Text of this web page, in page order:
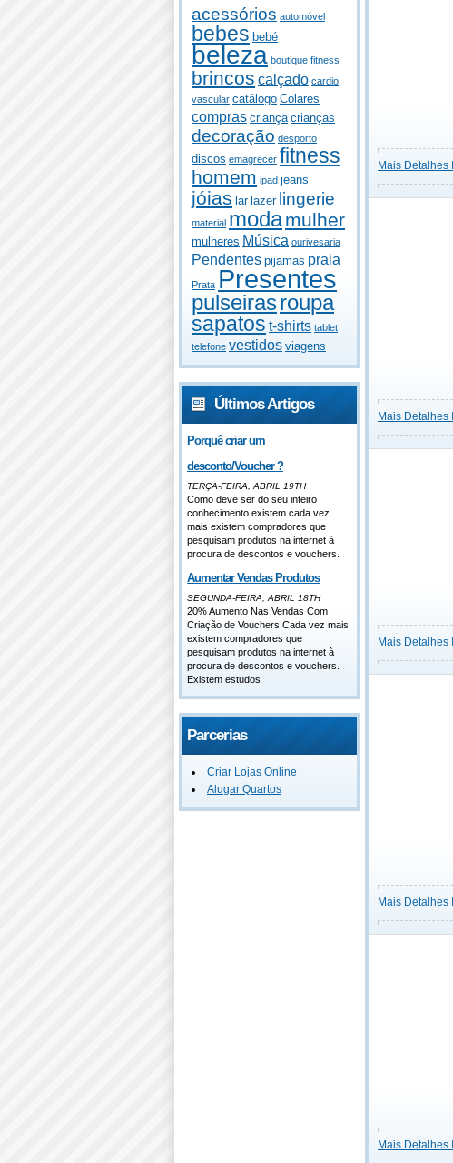
acessórios automóvel
bebes bebé
beleza boutique fitness
brincos calçado cardio
vascular catálogo Colares
compras criança crianças
decoração desporto
discos emagrecer fitness
homem ipad jeans
jóias lar lazer lingerie
material modamulher
mulheres Música ourivesaria
Pendentes pijamas praia
Prata Presentes
pulseirasroupa
sapatos t-shirts tablet
telefone vestidos viagens
Últimos Artigos
Porquê criar um
desconto/Voucher ?
TERÇA-FEIRA, ABRIL 19TH
Como deve ser do seu inteiro
conhecimento existem cada vez
mais existem compradores que
pesquisam produtos na internet à
procura de descontos e vouchers.
Aumentar Vendas Produtos
SEGUNDA-FEIRA, ABRIL 18TH
20% Aumento Nas Vendas Com
Criação de Vouchers Cada vez mais
existem compradores que
pesquisam produtos na internet à
procura de descontos e vouchers.
Existem estudos
Parcerias
Criar Lojas Online
Alugar Quartos
Mais Detalhes
Mais Detalhes
Mais Detalhes
Mais Detalhes
Mais Detalhes